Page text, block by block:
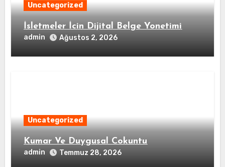
Uncategorized
İsletmeler İcin Dijital Belge Yonetimi
admin Ağustos 2, 2026
Uncategorized
Kumar Ve Duygusal Cokuntu
admin Temmuz 28, 2026